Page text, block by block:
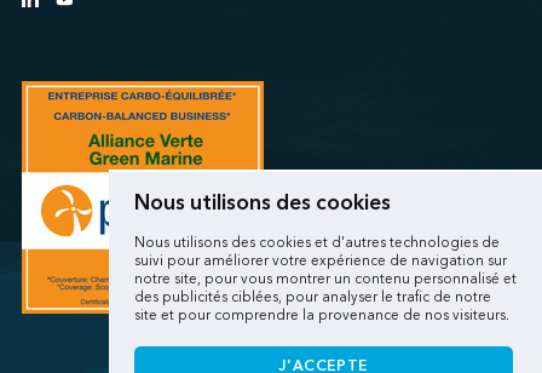
Nous utilisons des cookies
Nous utilisons des cookies et d'autres technologies de
suivi pour améliorer votre expérience de navigation sur
notre site, pour vous montrer un contenu personnalisé et
des publicités ciblées, pour analyser le trafic de notre
site et pour comprendre la provenance de nos visiteurs.
J'ACCEPTE